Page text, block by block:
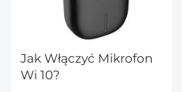
Jak Włączyć Mikrofon
Wi 10?